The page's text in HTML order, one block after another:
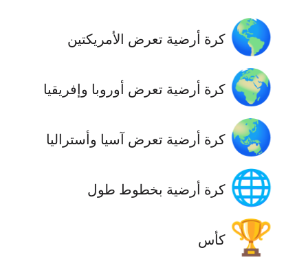
🌎 ‫كرة أرضية تعرض الأمريكتين
🌍 ‫كرة أرضية تعرض أوروبا وإفريقيا
🌏 ‫كرة أرضية تعرض آسيا وأستراليا
🌐 كرة أرضية بخطوط طول
🏆 كأس